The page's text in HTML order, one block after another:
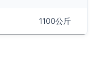
1100公斤